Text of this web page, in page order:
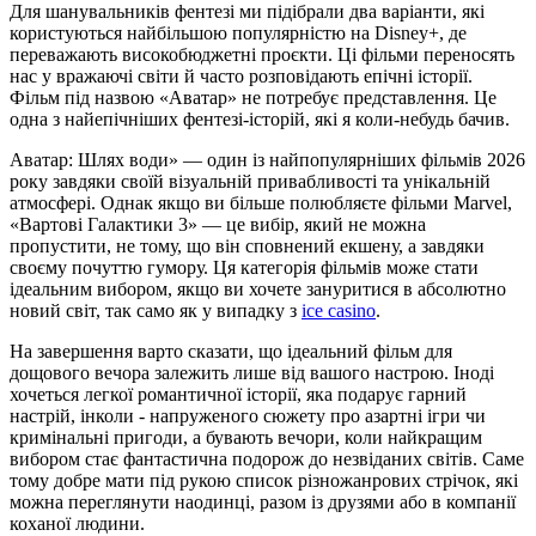
Для шанувальників фентезі ми підібрали два варіанти, які
користуються найбільшою популярністю на Disney+, де
переважають високобюджетні проєкти. Ці фільми переносять
нас у вражаючі світи й часто розповідають епічні історії.
Фільм під назвою «Аватар» не потребує представлення. Це
одна з найепічніших фентезі-історій, які я коли-небудь бачив.
Аватар: Шлях води» — один із найпопулярніших фільмів 2026
року завдяки своїй візуальній привабливості та унікальній
атмосфері. Однак якщо ви більше полюбляєте фільми Marvel,
«Вартові Галактики 3» — це вибір, який не можна
пропустити, не тому, що він сповнений екшену, а завдяки
своєму почуттю гумору. Ця категорія фільмів може стати
ідеальним вибором, якщо ви хочете зануритися в абсолютно
новий світ, так само як у випадку з ice casino.
На завершення варто сказати, що ідеальний фільм для
дощового вечора залежить лише від вашого настрою. Іноді
хочеться легкої романтичної історії, яка подарує гарний
настрій, інколи - напруженого сюжету про азартні ігри чи
кримінальні пригоди, а бувають вечори, коли найкращим
вибором стає фантастична подорож до незвіданих світів. Саме
тому добре мати під рукою список різножанрових стрічок, які
можна переглянути наодинці, разом із друзями або в компанії
коханої людини.